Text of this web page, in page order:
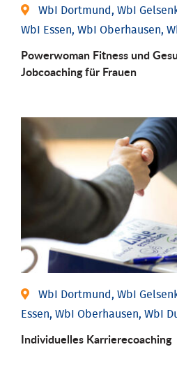
WbI Dortmund, WbI
WbI Essen, WbI Oberhausen,
Powerwoman Fitness und
Job­coaching für Frauen
WbI Dortmund, WbI
Essen, WbI Oberhausen, WbI
Individu­elles Karrierecoaching